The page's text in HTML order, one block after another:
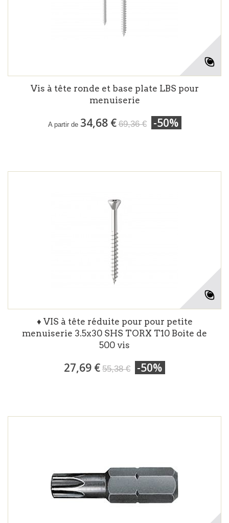
Vis à tête ronde et base plate LBS pour
menuiserie
A partir de 34,68 € 69,36 € -50%
♦ VIS à tête réduite pour pour petite
menuiserie 3.5x30 SHS TORX T10 Boite de
500 vis
27,69 € 55,38 € -50%